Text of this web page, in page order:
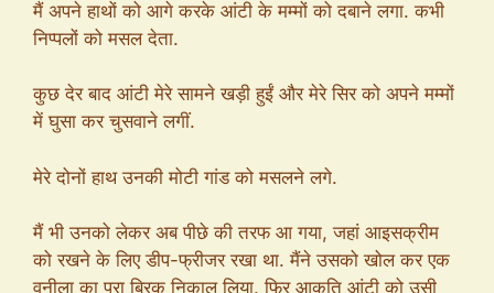
मैं अपने हाथों को आगे करके आंटी के मम्मों को दबाने लगा. कभी
निप्पलों को मसल देता.
कुछ देर बाद आंटी मेरे सामने खड़ी हुईं और मेरे सिर को अपने मम्मों
में घुसा कर चुसवाने लगीं.
मेरे दोनों हाथ उनकी मोटी गांड को मसलने लगे.
मैं भी उनको लेकर अब पीछे की तरफ आ गया, जहां आइसक्रीम
को रखने के लिए डीप-फ्रीजर रखा था. मैंने उसको खोल कर एक
वनीला का पूरा ब्रिक निकाल लिया. फिर आकृति आंटी को उसी